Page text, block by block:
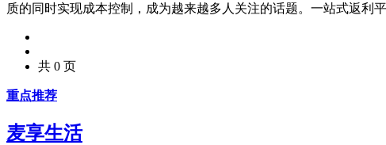
质的同时实现成本控制，成为越来越多人关注的话题。一站式返利
共 0 页
重点推荐
麦享生活